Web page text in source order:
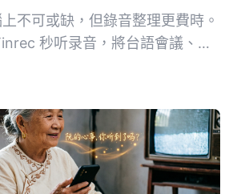
不可或缺，但錄音整理更費時。
秒听录音，將台語會議、課